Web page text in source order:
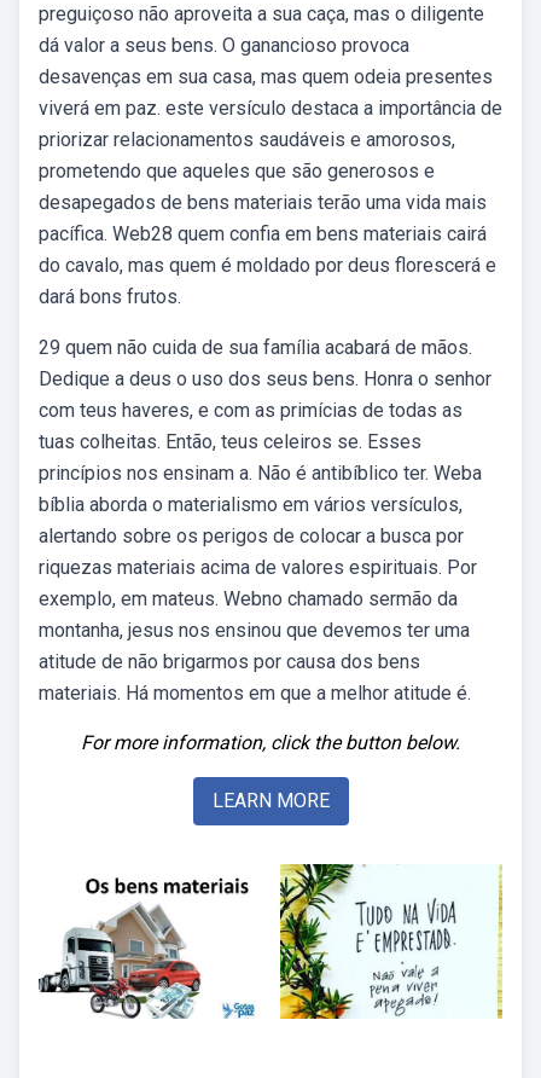
preguiçoso não aproveita a sua caça, mas o diligente
dá valor a seus bens. O ganancioso provoca
desavenças em sua casa, mas quem odeia presentes
viverá em paz. este versículo destaca a importância de
priorizar relacionamentos saudáveis e amorosos,
prometendo que aqueles que são generosos e
desapegados de bens materiais terão uma vida mais
pacífica. Web28 quem confia em bens materiais cairá
do cavalo, mas quem é moldado por deus florescerá e
dará bons frutos.
29 quem não cuida de sua família acabará de mãos.
Dedique a deus o uso dos seus bens. Honra o senhor
com teus haveres, e com as primícias de todas as
tuas colheitas. Então, teus celeiros se. Esses
princípios nos ensinam a. Não é antibíblico ter. Weba
bíblia aborda o materialismo em vários versículos,
alertando sobre os perigos de colocar a busca por
riquezas materiais acima de valores espirituais. Por
exemplo, em mateus. Webno chamado sermão da
montanha, jesus nos ensinou que devemos ter uma
atitude de não brigarmos por causa dos bens
materiais. Há momentos em que a melhor atitude é.
For more information, click the button below.
LEARN MORE